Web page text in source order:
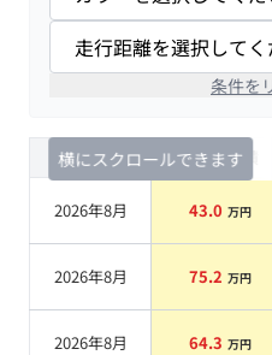
条件を
横にスクロールできます
査定時期 セルカ実績
2026年8月 43.0 万円
2026年8月 75.2 万円
2026年8月 64.3 万円